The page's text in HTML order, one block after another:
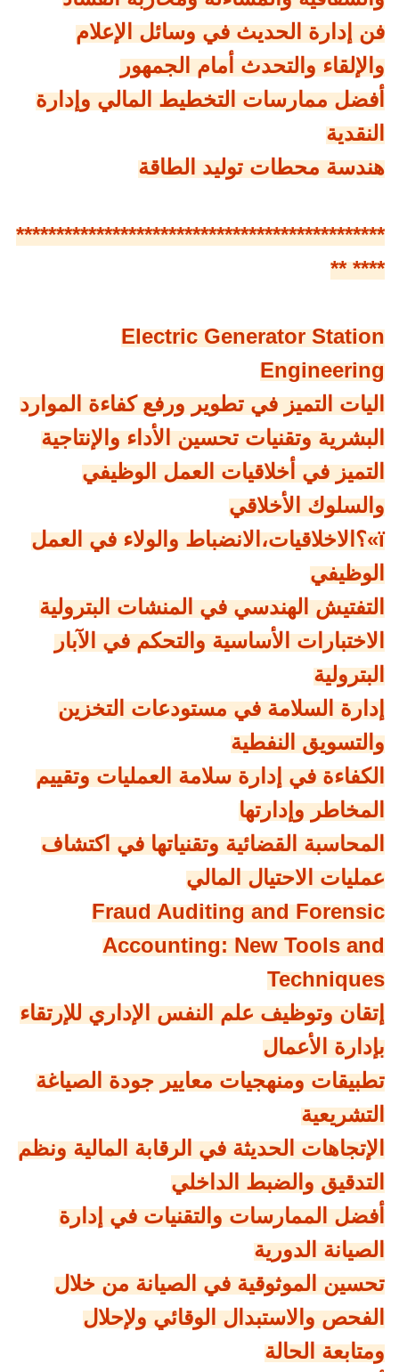
فن إدارة الحديث في وسائل الإعلام
والإلقاء والتحدث أمام الجمهور
أفضل ممارسات التخطيط المالي وإدارة
النقدية
هندسة محطات توليد الطاقة
**********************************************
**** **
Electric Generator Station
Engineering
اليات التميز في تطوير ورفع كفاءة الموارد
البشرية وتقنيات تحسين الأداء والإنتاجية
التميز في أخلاقيات العمل الوظيفي
والسلوك الأخلاقي
ï»؟الاخلاقيات،الانضباط والولاء في العمل
الوظيفي
التفتيش الهندسي في المنشات البترولية
الاختبارات الأساسية والتحكم في الآبار
البترولية
إدارة السلامة في مستودعات التخزين
والتسويق النفطية
الكفاءة في إدارة سلامة العمليات وتقييم
المخاطر وإدارتها
المحاسبة القضائية وتقنياتها في اكتشاف
عمليات الاحتيال المالي
Fraud Auditing and Forensic
Accounting: New Tools and
Techniques
إتقان وتوظيف علم النفس الإداري للإرتقاء
بإدارة الأعمال
تطبيقات ومنهجيات معايير جودة الصياغة
التشريعية
الإتجاهات الحديثة في الرقابة المالية ونظم
التدقيق والضبط الداخلي
أفضل الممارسات والتقنيات في إدارة
الصيانة الدورية
تحسين الموثوقية في الصيانة من خلال
الفحص والاستبدال الوقائي ولإحلال
ومتابعة الحالة